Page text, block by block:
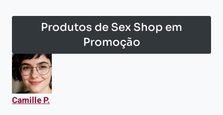
Produtos de Sex Shop em
Promoção
Camille P.